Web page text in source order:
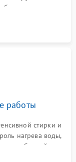
стыков
протечек воды.
работы
стирки и
нагрева воды,
вибраций,
корпусом.